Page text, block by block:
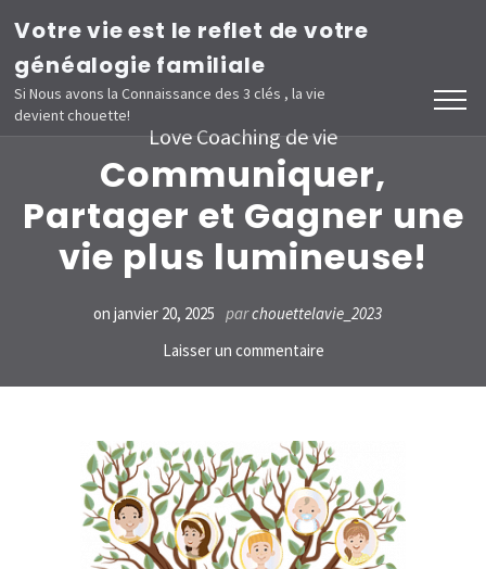
Aller
contenu
(Pressez
Votre vie est le reflet de votre
généalogie familiale
Si Nous avons la Connaissance des 3 clés , la vie
devient chouette!
Love Coaching de vie
Communiquer,
Partager et Gagner une
vie plus lumineuse!
on janvier 20, 2025 parchouettelavie_2023
Laisser un commentairesur
Communiquer,
et
Gagner
une
vie